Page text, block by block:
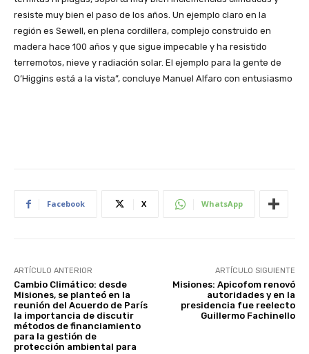
resiste muy bien el paso de los años. Un ejemplo claro en la
región es Sewell, en plena cordillera, complejo construido en
madera hace 100 años y que sigue impecable y ha resistido
terremotos, nieve y radiación solar. El ejemplo para la gente de
O’Higgins está a la vista”, concluye Manuel Alfaro con entusiasmo
Facebook X WhatsApp
ARTÍCULO ANTERIOR
Cambio Climático: desde
Misiones, se planteó en la
reunión del Acuerdo de París
la importancia de discutir
métodos de financiamiento
para la gestión de
protección ambiental para
ARTÍCULO SIGUIENTE
Misiones: Apicofom renovó
autoridades y en la
presidencia fue reelecto
Guillermo Fachinello